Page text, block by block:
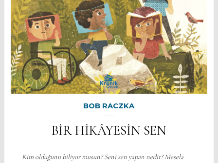
BOB RACZKA
BİR HİKÂYESİN SEN
Kim olduğunu biliyor musun? Seni sen yapan nedir? Mesela